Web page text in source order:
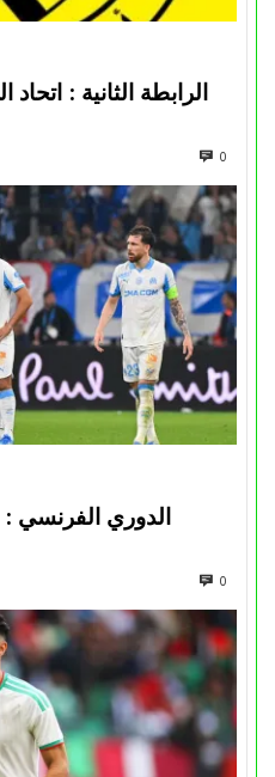
الرابطة الثانية :
0
الدوري الفرنسي
0